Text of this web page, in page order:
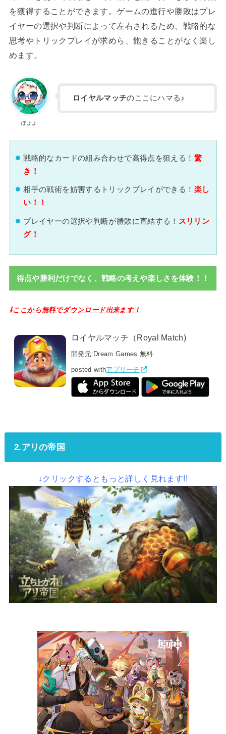
を獲得することができます。ゲームの進行や勝敗はプレ
イヤーの選択や判断によって左右されるため、戦略的な
思考やトリックプレイが求めら、飽きることがなく楽し
めます。
ぽよよ
ロイヤルマッチのここにハマる♪
戦略的なカードの組み合わせで高得点を狙える！ 驚
き！
相手の戦術を妨害するトリックプレイができる！ 楽し
い！！
プレイヤーの選択や判断が勝敗に直結する！ スリリン
グ！
得点や勝利だけでなく、戦略の考えや楽しさを体験！！
⇩ここから無料でダウンロード出来ます！
ロイヤルマッチ（Royal Match)
開発元: Dream Games 無料
posted withアプリーチ
2.アリの帝国
↓クリックするともっと詳しく見れます!!